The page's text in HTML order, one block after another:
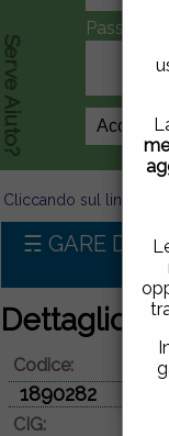
Password
Serve Aiuto?
Cliccando sul link
☴ GARE
Dettaglio
Codice:
1890282
CIG: